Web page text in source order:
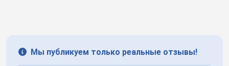
Мы публикуем только реальные отзывы!